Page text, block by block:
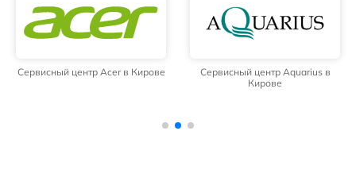
Сервисный центр Acer в Кирове
Сервисный центр Aquarius в
Кирове